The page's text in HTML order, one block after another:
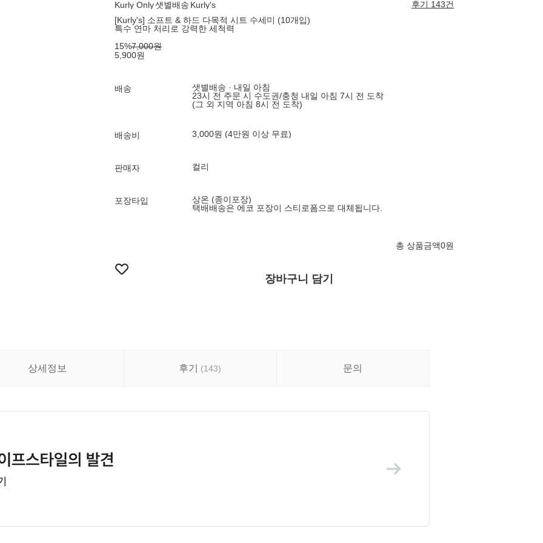
Kurly Only샛별배송 Kurly's
후기 143건
[Kurly's] 소프트 & 하드 다목적 시트 수세미 (10개입)
특수 연마 처리로 강력한 세척력
15%7,000원
5,900원
배송
샛별배송 · 내일 아침
23시 전 주문 시 수도권/충청 내일 아침 7시 전 도착
(그 외 지역 아침 8시 전 도착)
배송비 3,000원 (4만원 이상 무료)
판매자 컬리
포장타입
상온 (종이포장)
택배배송은 에코 포장이 스티로폼으로 대체됩니다.
총 상품금액0원
장바구니 담기
상세정보 후기 (143) 문의